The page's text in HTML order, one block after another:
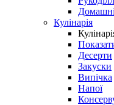
Кулінарія
Десерти
Закуски
Випічка
Напої